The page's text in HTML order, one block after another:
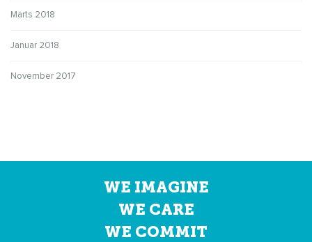
Marts 2018
Januar 2018
November 2017
WE IMAGINE
WE CARE
WE COMMIT